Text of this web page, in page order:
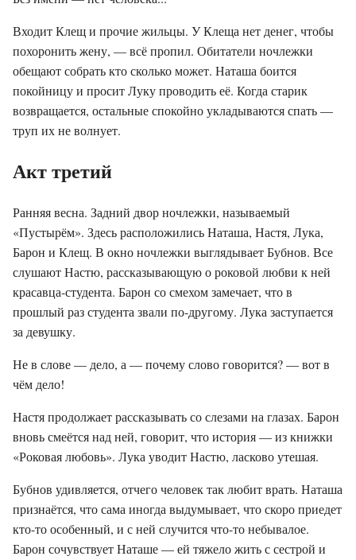
Входит Клещ и прочие жильцы. У Клеща нет денег, чтобы
похоронить жену, — всё пропил. Обитатели ночлежки
обещают собрать кто сколько может. Наташа боится
покойницу и просит Луку проводить её. Когда старик
возвращается, остальные спокойно укладываются спать —
труп их не волнует.
Акт третий
Ранняя весна. Задний двор ночлежки, называемый
«Пустырём». Здесь расположились Наташа, Настя, Лука,
Барон и Клещ. В окно ночлежки выглядывает Бубнов. Все
слушают Настю, рассказывающую о роковой любви к ней
красавца-студента. Барон со смехом замечает, что в
прошлый раз студента звали по-другому. Лука заступается
за девушку.
Не в слове — дело, а — почему слово говорится? — вот в
чём дело!
Настя продолжает рассказывать со слезами на глазах. Барон
вновь смеётся над ней, говорит, что история — из книжки
«Роковая любовь». Лука уводит Настю, ласково утешая.
Бубнов удивляется, отчего человек так любит врать. Наташа
признаётся, что сама иногда выдумывает, что скоро приедет
кто-то особенный, и с ней случится что-то небывалое.
Барон сочувствует Наташе — ей тяжело жить с сестрой и